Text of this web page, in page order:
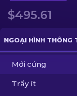
Găng tay
Khác
$495.61
NGOẠI HÌNH THÔNG
Mới cứng
Trầy ít